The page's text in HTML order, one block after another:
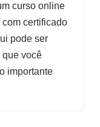
curso online
certificado
pode ser
que você
importante